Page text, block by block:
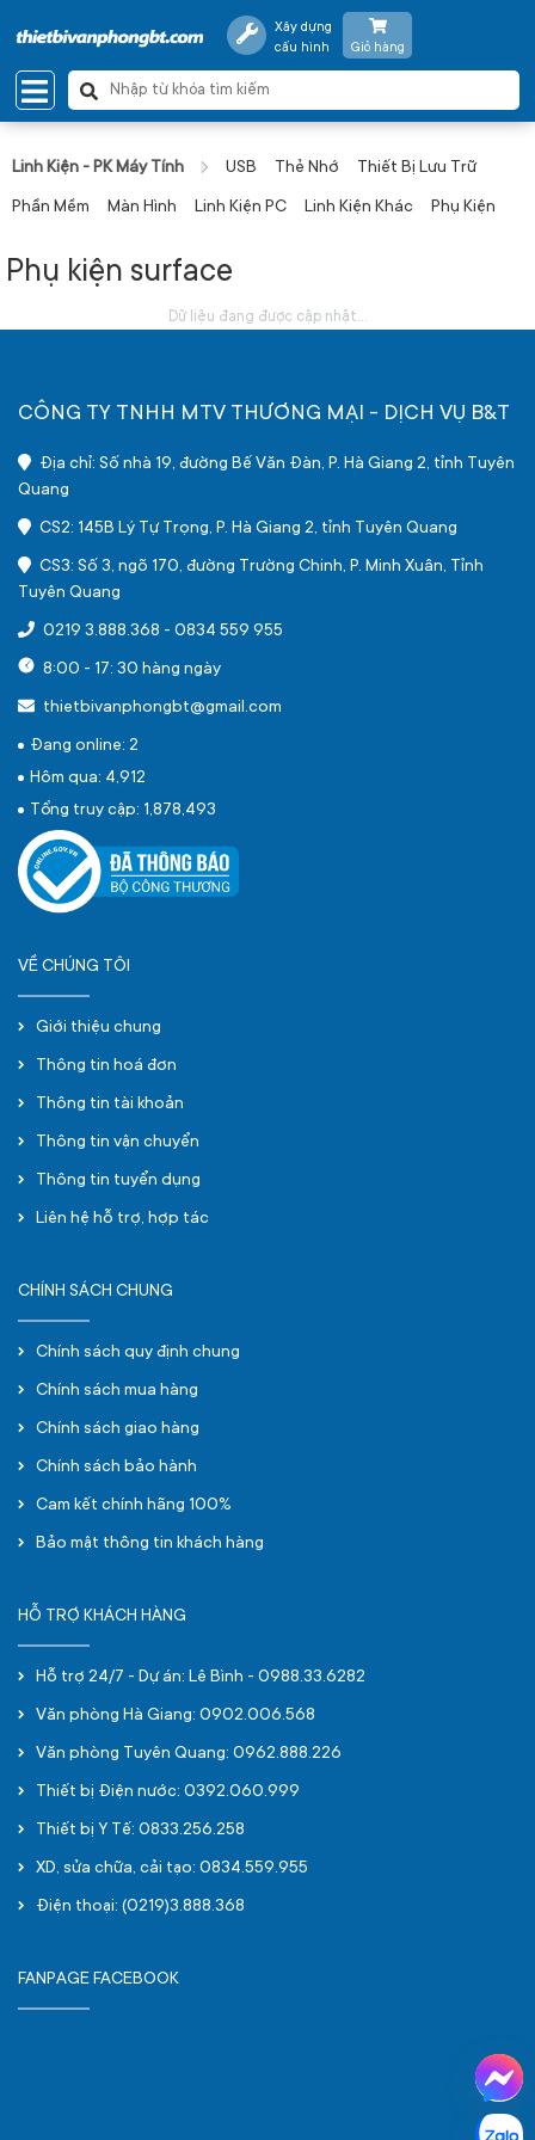
Xây dựng
cấu hình
Giỏ hàng
Linh Kiện - PK Máy Tính USB Thẻ Nhớ Thiết Bị Lưu Trữ
Phần Mềm Màn Hình Linh Kiện PC Linh Kiện Khác Phụ Kiện
Phụ kiện surface
Dữ liệu đang được cập nhật...
CÔNG TY TNHH MTV THƯƠNG MẠI - DỊCH VỤ B&T
Địa chỉ: Số nhà 19, đường Bế Văn Đàn, P. Hà Giang 2, tỉnh Tuyên
Quang
CS2: 145B Lý Tự Trọng, P. Hà Giang 2, tỉnh Tuyên Quang
CS3: Số 3, ngõ 170, đường Trường Chinh, P. Minh Xuân, Tỉnh
Tuyên Quang
0219 3.888.368 - 0834 559 955
8:00 - 17: 30 hàng ngày
thietbivanphongbt@gmail.com
Đang online: 2
Hôm qua: 4,912
Tổng truy cập: 1,878,493
VỀ CHÚNG TÔI
Giới thiệu chung
Thông tin hoá đơn
Thông tin tài khoản
Thông tin vận chuyển
Thông tin tuyển dụng
Liên hệ hỗ trợ, hợp tác
CHÍNH SÁCH CHUNG
Chính sách quy định chung
Chính sách mua hàng
Chính sách giao hàng
Chính sách bảo hành
Cam kết chính hãng 100%
Bảo mật thông tin khách hàng
HỖ TRỢ KHÁCH HÀNG
Hỗ trợ 24/7 - Dự án: Lê Bình - 0988.33.6282
Văn phòng Hà Giang: 0902.006.568
Văn phòng Tuyên Quang: 0962.888.226
Thiết bị Điện nước: 0392.060.999
Thiết bị Y Tế: 0833.256.258
XD, sửa chữa, cải tạo: 0834.559.955
Điện thoại: (0219)3.888.368
FANPAGE FACEBOOK